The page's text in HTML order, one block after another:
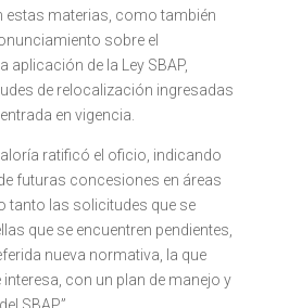
estas materias, como también
sobre el
aplicación de la Ley SBAP,
de relocalización ingresadas
en vigencia.
ratificó el oficio, indicando
futuras concesiones en áreas
tanto las solicitudes que se
que se encuentren pendientes,
nueva normativa, la que
interesa, con un plan de manejo y
SBAP”.